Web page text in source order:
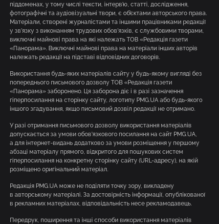
піддоменах, у тому числі тексти, інтерв’ю, статті, дослідження,
фотографічні та аудіовізуальні твори, є об’єктами авторського права.
Матеріали, створені журналістами та іншими працівниками редакції
у зв’язку з виконанням трудових обов’язків, є службовими творами,
виключні майнові права на які належать ТОВ «Редакція газети
«Панорама». Виключні майнові права на матеріали інших авторів
належать редакції на підставі відповідних договорів.
Використання будь-яких матеріалів сайту у будь-якому вигляді без
попереднього письмового дозволу ТОВ «Редакція газети
«Панорама» заборонено. Ця заборона діє і в разі зазначення
гіперпосилання на сторінку сайту, логотипу PMG.UA або будь-якого
іншого згадування, якщо письмовий дозвіл редакції не отримано.
У разі отримання письмового дозволу використання матеріалів
допускається за умови обов’язкового посилання на сайт PMG.UA,
а для інтернет-видань додатково за умови розміщення у першому
абзаці матеріалу прямого, відкритого для пошукових систем
гіперпосилання на конкретну сторінку сайту (URL-адресу), на якій
розміщено оригінальний матеріал.
Редакція PMG.UA може не поділяти точку зору, викладену
в авторському матеріалі. За достовірність інформації, опублікованої
в рекламних матеріалах, відповідальність несе рекламодавець.
Передрук, поширення та інші способи використання матеріалів